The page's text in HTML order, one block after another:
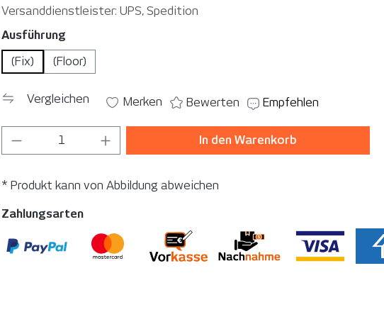
Versanddienstleister: UPS, Spedition
Ausführung
(Fix)
(Floor)
Vergleichen Merken Bewerten Empfehlen
Produkt Anzahl: Gib den gewünschten Wert
In den Warenkorb
* Produkt kann von Abbildung abweichen
Zahlungsarten